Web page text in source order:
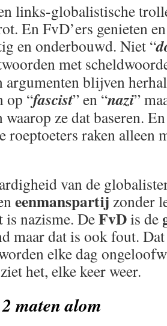
links-globalistische
En FvD’ers genieten en
en onderbouwd. Niet “
met
argumenten blijven
op “fascist” en “nazi”
ze dat baseren.
roeptoeters raken alleen
van de
eenmanspartij zonder
is nazisme. DeFvDis de
maar dat is ook fout.
elke dag
het, elke keer weer.
maten alom